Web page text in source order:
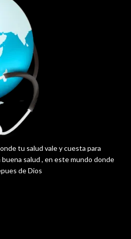
tu salud vale y cuesta para
buena salud , en este mundo donde
de Dios